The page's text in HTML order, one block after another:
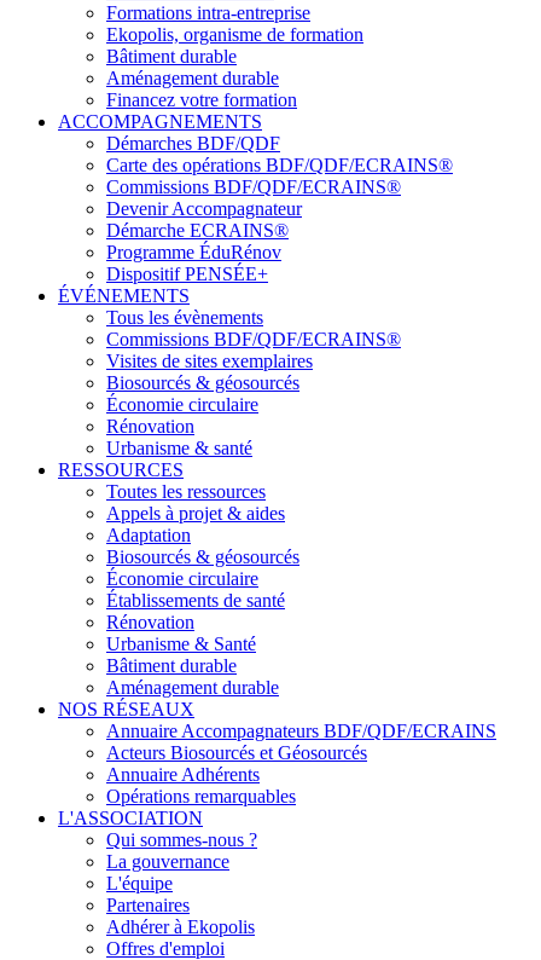
Formations intra-entreprise
Ekopolis, organisme de formation
Bâtiment durable
Aménagement durable
Financez votre formation
ACCOMPAGNEMENTS
Démarches BDF/QDF
Carte des opérations BDF/QDF/ECRAINS®
Commissions BDF/QDF/ECRAINS®
Devenir Accompagnateur
Démarche ECRAINS®
Programme ÉduRénov
Dispositif PENSÉE+
ÉVÉNEMENTS
Tous les évènements
Commissions BDF/QDF/ECRAINS®
Visites de sites exemplaires
Biosourcés & géosourcés
Économie circulaire
Rénovation
Urbanisme & santé
RESSOURCES
Toutes les ressources
Appels à projet & aides
Adaptation
Biosourcés & géosourcés
Économie circulaire
Établissements de santé
Rénovation
Urbanisme & Santé
Bâtiment durable
Aménagement durable
NOS RÉSEAUX
Annuaire Accompagnateurs BDF/QDF/ECRAINS
Acteurs Biosourcés et Géosourcés
Annuaire Adhérents
Opérations remarquables
L'ASSOCIATION
Qui sommes-nous ?
La gouvernance
L'équipe
Partenaires
Adhérer à Ekopolis
Offres d'emploi